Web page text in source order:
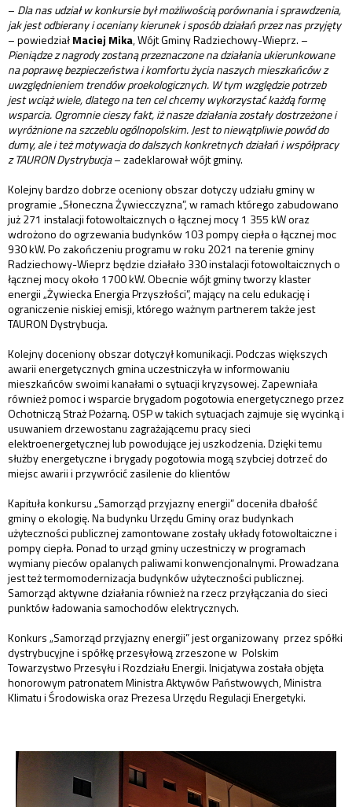
– Dla nas udział w konkursie był możliwością porównania i sprawdzenia,
jak jest odbierany i oceniany kierunek i sposób działań przez nas przyjęty
– powiedziałMaciej Mika, Wójt Gminy Radziechowy-Wieprz. –
Pieniądze z nagrody zostaną przeznaczone na działania ukierunkowane
na poprawę bezpieczeństwa i komfortu życia naszych mieszkańców z
uwzględnieniem trendów proekologicznych. W tym względzie potrzeb
jest wciąż wiele, dlatego na ten cel chcemy wykorzystać każdą formę
wsparcia. Ogromnie cieszy fakt, iż nasze działania zostały dostrzeżone i
wyróżnione na szczeblu ogólnopolskim. Jest to niewątpliwie powód do
dumy, ale i też motywacja do dalszych konkretnych działań i współpracy
z TAURON Dystrybucja– zadeklarował wójt gminy.
Kolejny bardzo dobrze oceniony obszar dotyczy udziału gminy w
programie „Słoneczna Żywiecczyzna”, w ramach którego zabudowano
już 271 instalacji fotowoltaicznych o łącznej mocy 1 355 kW oraz
wdrożono do ogrzewania budynków 103 pompy ciepła o łącznej moc
930 kW. Po zakończeniu programu w roku 2021 na terenie gminy
Radziechowy-Wieprz będzie działało 330 instalacji fotowoltaicznych o
łącznej mocy około 1700 kW. Obecnie wójt gminy tworzy klaster
energii „Żywiecka Energia Przyszłości”, mający na celu edukację i
ograniczenie niskiej emisji, którego ważnym partnerem także jest
TAURON Dystrybucja.
Kolejny doceniony obszar dotyczył komunikacji. Podczas większych
awarii energetycznych gmina uczestniczyła w informowaniu
mieszkańców swoimi kanałami o sytuacji kryzysowej. Zapewniała
również pomoc i wsparcie brygadom pogotowia energetycznego przez
Ochotniczą Straż Pożarną. OSP w takich sytuacjach zajmuje się wycinką i
usuwaniem drzewostanu zagrażającemu pracy sieci
elektroenergetycznej lub powodujące jej uszkodzenia. Dzięki temu
służby energetyczne i brygady pogotowia mogą szybciej dotrzeć do
miejsc awarii i przywrócić zasilenie do klientów
Kapituła konkursu „Samorząd przyjazny energii” doceniła dbałość
gminy o ekologię. Na budynku Urzędu Gminy oraz budynkach
użyteczności publicznej zamontowane zostały układy fotowoltaiczne i
pompy ciepła. Ponad to urząd gminy uczestniczy w programach
wymiany pieców opalanych paliwami konwencjonalnymi. Prowadzana
jest też termomodernizacja budynków użyteczności publicznej.
Samorząd aktywne działania również na rzecz przyłączania do sieci
punktów ładowania samochodów elektrycznych.
Konkurs „Samorząd przyjazny energii” jest organizowany przez spółki
dystrybucyjne i spółkę przesyłową zrzeszone w Polskim
Towarzystwo Przesyłu i Rozdziału Energii. Inicjatywa została objęta
honorowym patronatem Ministra Aktywów Państwowych, Ministra
Klimatu i Środowiska oraz Prezesa Urzędu Regulacji Energetyki.